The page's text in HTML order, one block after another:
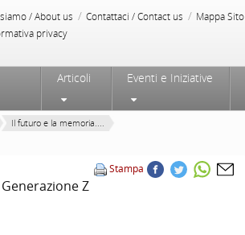
/ About us / Contattaci / Contact us / Mappa Sito
privacy
Articoli Eventi e Iniziative
Il futuro e la memoria....
Stampa
Z